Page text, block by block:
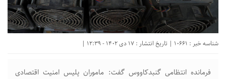
شناسه خبر : 10661 | تاریخ انتشار : 17 دی 1402 - 12:39 |
فرمانده انتظامی گنبدکاووس گفت: ماموران پلیس امنیت اقتصادی